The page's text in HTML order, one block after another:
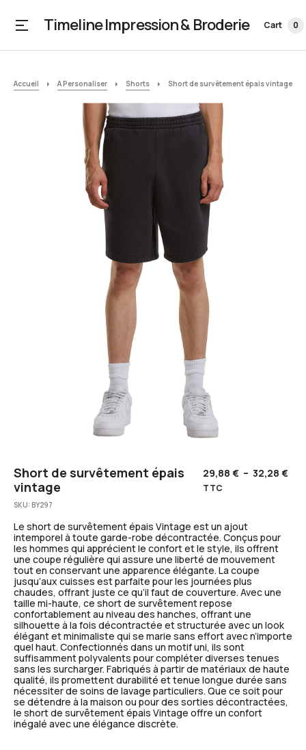
Timeline Impression & Broderie Cart 0
Accueil A Personaliser Shorts Short de survêtement épais vintage
Short de survêtement épais
vintage
29,88€ – 32,28€
TTC
SKU: BY297
Le short de survêtement épais Vintage est un ajout
intemporel à toute garde-robe décontractée. Conçus pour
les hommes qui apprécient le confort et le style, ils offrent
une coupe régulière qui assure une liberté de mouvement
tout en conservant une apparence élégante. La coupe
jusqu’aux cuisses est parfaite pour les journées plus
chaudes, offrant juste ce qu’il faut de couverture. Avec une
taille mi-haute, ce short de survêtement repose
confortablement au niveau des hanches, offrant une
silhouette à la fois décontractée et structurée avec un look
élégant et minimaliste qui se marie sans effort avec n’importe
quel haut. Confectionnés dans un motif uni, ils sont
suffisamment polyvalents pour compléter diverses tenues
sans les surcharger. Fabriqués à partir de matériaux de haute
qualité, ils promettent durabilité et tenue longue durée sans
nécessiter de soins de lavage particuliers. Que ce soit pour
se détendre à la maison ou pour des sorties décontractées,
le short de survêtement épais Vintage offre un confort
inégalé avec une élégance discrète.